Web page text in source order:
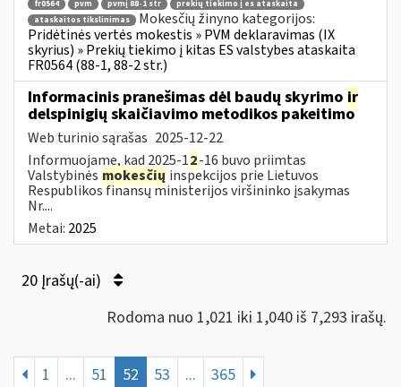
fr0564 pvm pvmį 88-1 str
prekių tiekimo į es ataskaita
ataskaitos tikslinimas
Mokesčių žinyno kategorijos:
Pridėtinės vertės mokestis » PVM deklaravimas (IX
skyrius) » Prekių tiekimo į kitas ES valstybes ataskaita
FR0564 (88-1, 88-2 str.)
Informacinis pranešimas dėl baudų skyrimo ir
delspinigių skaičiavimo metodikos pakeitimo
Web turinio sąrašas 2025-12-22
Informuojame, kad 2025-12-16 buvo priimtas
Valstybinės mokesčių inspekcijos prie Lietuvos
Respublikos finansų ministerijos viršininko įsakymas
Nr....
Metai: 2025
20 Įrašų(-ai)
Rodoma nuo 1,021 iki 1,040 iš 7,293 irašų.
1 ... 51 52 53 ... 365